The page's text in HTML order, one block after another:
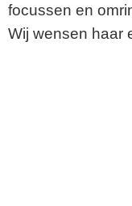
focussen en
Wij wensen haar